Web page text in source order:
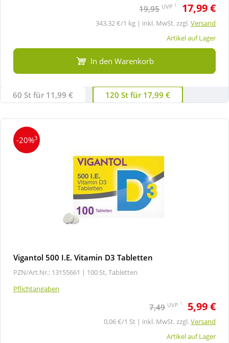
19,95 UVP 1 17,99 €
343,32 €/1 kg | inkl. MwSt. zzgl.Versand
Artikel auf Lager
In den Warenkorb
60 St für 11,99 € 120 St für 17,99 €
-20%3
Vigantol 500 I.E. Vitamin D3 Tabletten
PZN/Art.Nr.: 13155661 | 100 St, Tabletten
Pflichtangaben
7,49 UVP 1 5,99 €
0,06 €/1 St | inkl. MwSt. zzgl.Versand
Artikel auf Lager